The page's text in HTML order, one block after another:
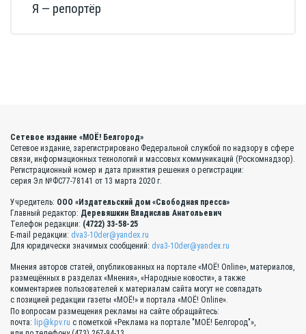
Я — репортёр
Сетевое издание «МОЁ! Белгород»
Сетевое издание, зарегистрировано Федеральной службой по надзору в сфере
связи, информационных технологий и массовых коммуникаций (Роскомнадзор).
Регистрационный номер и дата принятия решения о регистрации:
серия Эл №ФС77-78141 от 13 марта 2020 г.
Учредитель: ООО «Издательский дом «Свободная пресса»
Главный редактор: Деревяшкин Владислав Анатольевич
Телефон редакции: (4722) 33-58-25
E-mail редакции: dva3-10der@yandex.ru
Для юридически значимых сообщений: dva3-10der@yandex.ru
Мнения авторов статей, опубликованных на портале «МОЁ! Online», материалов,
размещённых в разделах «Мнения», «Народные новости», а также
комментариев пользователей к материалам сайта могут не совпадать
с позицией редакции газеты «МОЁ!» и портала «МОЁ! Online».
По вопросам размещения рекламы на сайте обращайтесь:
почта: lip@kpv.ru с пометкой «Реклама на портале "МОЁ! Белгород"»,